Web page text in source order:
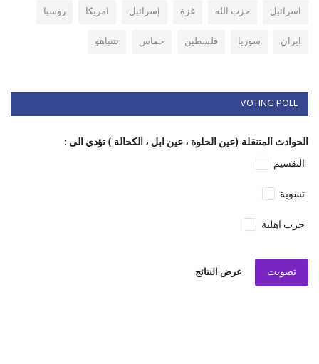
اسرائيل
حزب الله غزة إسرائيل امريكا
روسيا
ايران
سوريا فلسطين حماس نتنياهو
VOTING POLL
الحوادث المتنقلة (عين الحلوة ، عين ابل ، الكحالة ) تؤدي الى :
التقسيم
تسوية
حرب اهلية
تصويت عرض النتائج